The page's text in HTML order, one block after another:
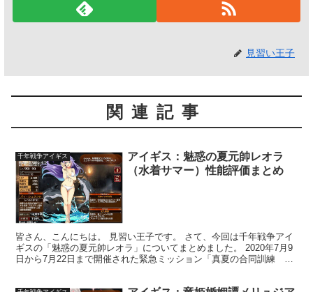
見習い王子
関連記事
千年戦争アイギス
アイギス：魅惑の夏元帥レオラ
（水着サマー）性能評価まとめ
皆さん、こんにちは。 見習い王子です。 さて、今回は千年戦争アイ
ギスの「魅惑の夏元帥レオラ」についてまとめました。 2020年7月9
日から7月22日まで開催された緊急ミッション「真夏の合同訓練 ～